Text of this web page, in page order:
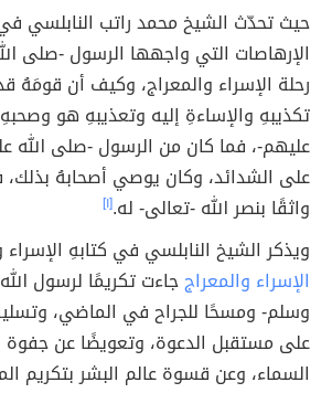
حيث تحدّث الشيخ محمد راتب النابلسي
الإرهاصات التي واجهها الرسول -صلى
رحلة الإسراء والمعراج، وكيف أن قومَهُ
تكذيبهِ والإساءةِ إليه وتعذيبهِ هو
عليهم-، فما كان من الرسول -صلى الله
على الشدائد، وكان يوصي أصحابهُ بذلك،
واثقًا بنصر الله -تعالى- له.[١]
ويذكر الشيخ النابلسي في كتابهِ الإسراء
الإسراء والمعراججاءت تكريمًا لرسول
وسلم- ومسحًا للجراح في الماضي،
على مستقبل الدعوة، وتعويضًا عن جفوة
السماء، وعن قسوة عالم البشر بتكريم